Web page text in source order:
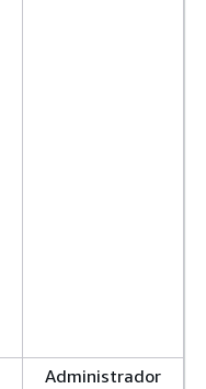
Administrador